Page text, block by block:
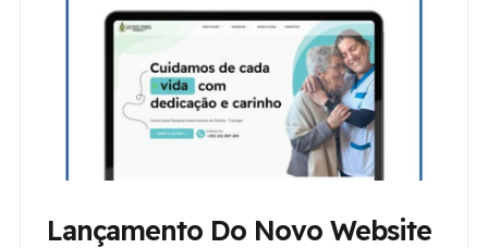
Lançamento Do Novo Website